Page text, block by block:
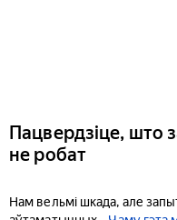
Пацвердзіце, што
не робат
Нам вельмі шкада, але